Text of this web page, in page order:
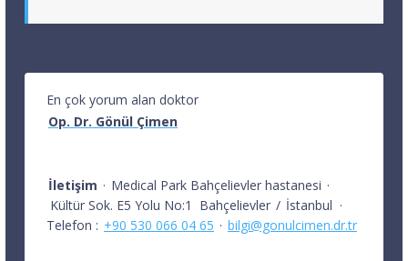
En çok yorum alan doktor
Op. Dr. Gönül Çimen
İletişim · Medical Park Bahçelievler hastanesi ·
Kültür Sok. E5 Yolu No:1
Bahçelievler / İstanbul ·
Telefon : +90 530 066 04 65 · bilgi@gonulcimen.dr.tr